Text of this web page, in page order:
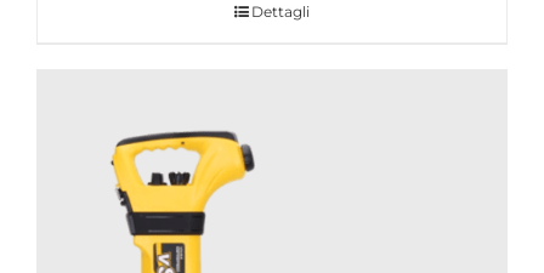
Dettagli